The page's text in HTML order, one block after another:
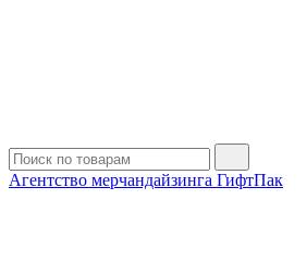
Агентство мерчандайзинга ГифтПак